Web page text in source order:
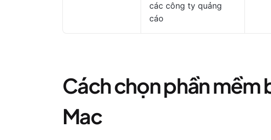
các công ty quảng
cáo
Cách chọn phần mềm
Mac